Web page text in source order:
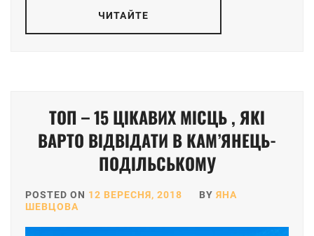
ЧИТАЙТЕ
ТОП – 15 ЦІКАВИХ МІСЦЬ , ЯКІ
ВАРТО ВІДВІДАТИ В КАМ’ЯНЕЦЬ-
ПОДІЛЬСЬКОМУ
POSTED ON 12 ВЕРЕСНЯ, 2018 BY ЯНА
ШЕВЦОВА